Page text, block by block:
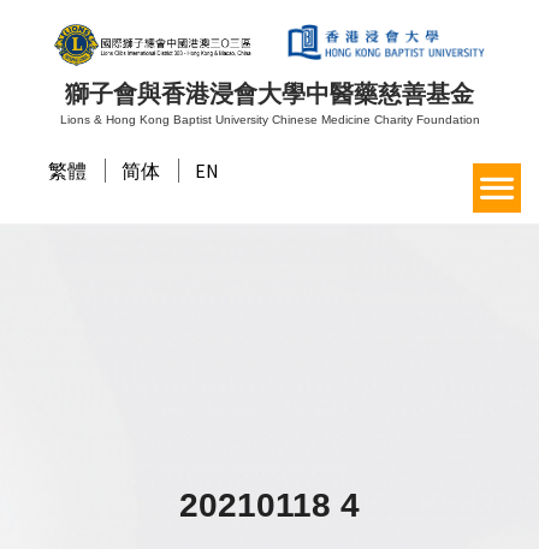
獅子會與香港浸會大學中醫藥慈善基金
Lions & Hong Kong Baptist University Chinese Medicine Charity Foundation
繁體 简体 EN
20210118 4